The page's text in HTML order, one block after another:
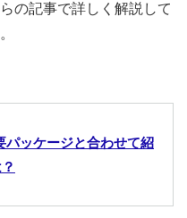
の記事で詳しく解説して
ッケージと合わせて紹